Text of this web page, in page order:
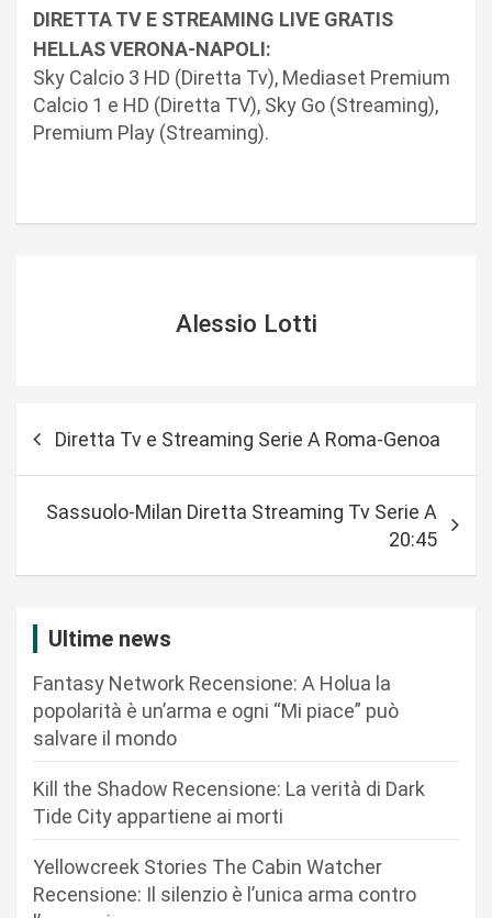
DIRETTA TV E STREAMING LIVE GRATIS
HELLAS VERONA-NAPOLI:
Sky Calcio 3 HD (Diretta Tv), Mediaset Premium
Calcio 1 e HD (Diretta TV), Sky Go (Streaming),
Premium Play (Streaming).
Alessio Lotti
Diretta Tv e Streaming Serie A Roma-Genoa
Sassuolo-Milan Diretta Streaming Tv Serie A
20:45
Ultime news
Fantasy Network Recensione: A Holua la
popolarità è un’arma e ogni “Mi piace” può
salvare il mondo
Kill the Shadow Recensione: La verità di Dark
Tide City appartiene ai morti
Yellowcreek Stories The Cabin Watcher
Recensione: Il silenzio è l’unica arma contro